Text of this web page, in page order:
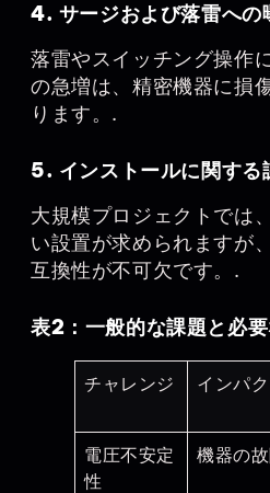
4. サージおよび落雷への
落雷やスイッチング操作
の急増は、精密機器に損
ります。.
5. インストールに関する
大規模プロジェクトでは
い設置が求められますが
互換性が不可欠です。.
表2：一般的な課題と必
チャレンジ インパク
電圧不安定
性
機器の